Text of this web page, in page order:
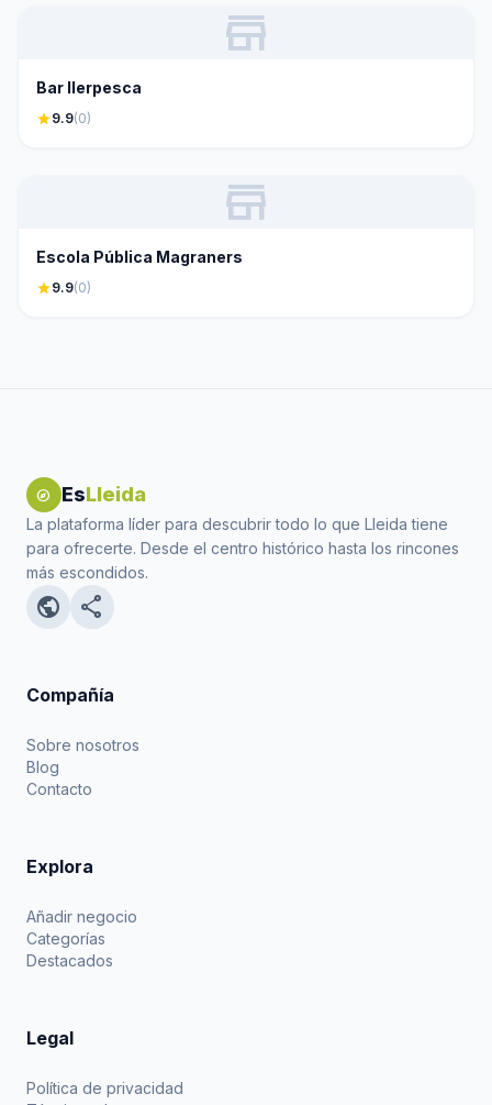
store
Bar Ilerpesca
star9.9(0)
store
Escola Pública Magraners
star9.9(0)
explore EsLleida
La plataforma líder para descubrir todo lo que Lleida tiene
para ofrecerte. Desde el centro histórico hasta los rincones
más escondidos.
public share
Compañía
Sobre nosotros
Blog
Contacto
Explora
Añadir negocio
Categorías
Destacados
Legal
Política de privacidad